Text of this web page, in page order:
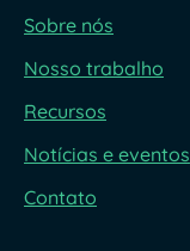
Sobre nós
Nosso trabalho
Recursos
Notícias e eventos
Contato